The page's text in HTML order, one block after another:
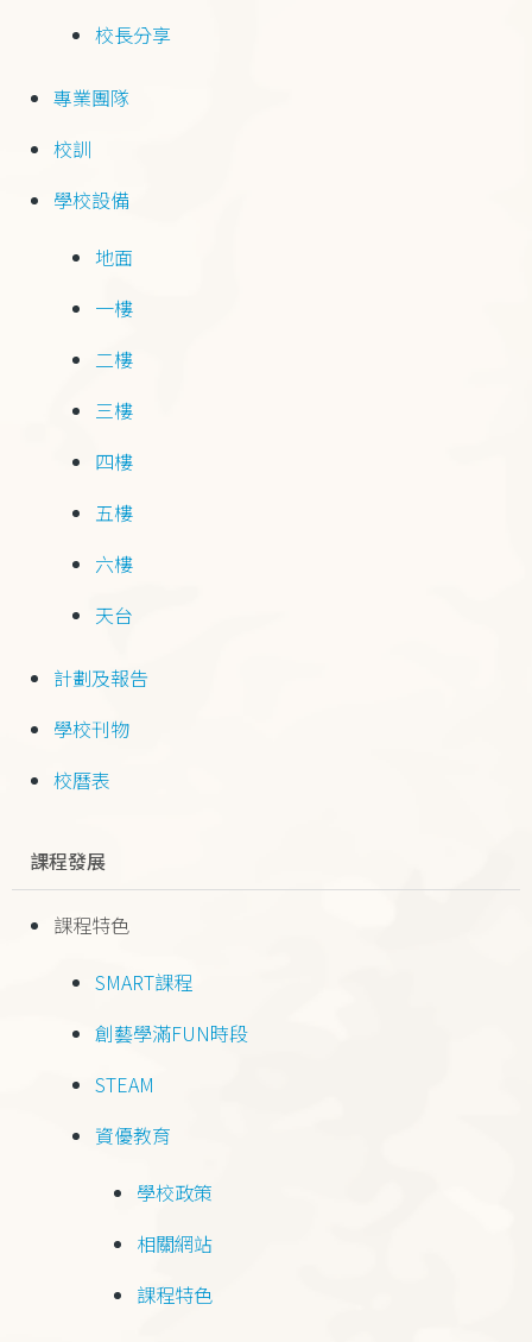
校長分享
專業團隊
校訓
學校設備
地面
一樓
二樓
三樓
四樓
五樓
六樓
天台
計劃及報告
學校刊物
校曆表
課程發展
課程特色
SMART課程
創藝學滿FUN時段
STEAM
資優教育
學校政策
相關網站
課程特色